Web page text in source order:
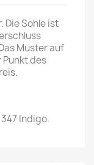
Die Sohle ist
Muster auf
des
Indigo.